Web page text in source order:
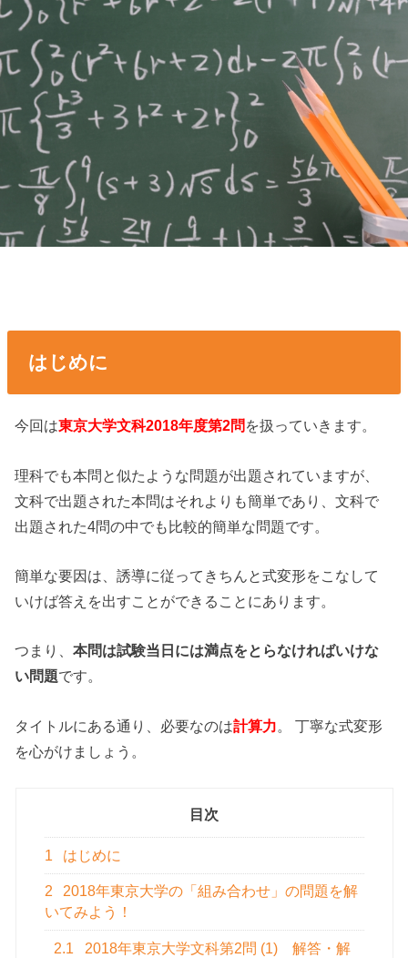
はじめに
今回は東京大学文科2018年度第2問 を扱っていきます。
理科でも本問と似たような問題が出題されていますが、
文科で出題された本問はそれよりも簡単であり、文科で
出題された4問の中でも比較的簡単な問題です。
簡単な要因は、誘導に従ってきちんと式変形をこなして
いけば答えを出すことができることにあります。
つまり、本問は試験当日には満点をとらなければいけな
い問題です。
タイトルにある通り、必要なのは計算力。 丁寧な式変形
を心がけましょう。
目次
1 はじめに
2
2018年東京大学の「組み合わせ」の問題を解
いてみよう！
2.1
2018年東京大学文科第2問 (1) 解答・解